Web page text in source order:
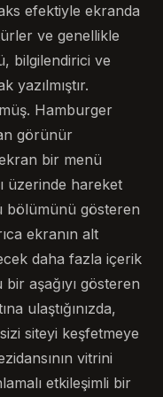
efektiyle ekranda
ve genellikle
bilgilendirici ve
yazılmıştır.
Hamburger
görünür
ekran bir menü
üzerinde hareket
bölümünü gösteren
ekranın alt
daha fazla içerik
aşağıyı gösteren
ulaştığınızda,
siteyi keşfetmeye
vitrini
etkileşimli bir